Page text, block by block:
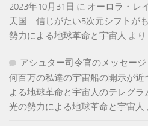
2023年10月31日 に オーロラ・レ
天国 信じがたい5次元シフトが
勢力による地球革命と宇宙人 より
アシュター司令官のメッセー
何百万の私達の宇宙船の開示が近
よる地球革命と宇宙人のテレグ
光の勢力による地球革命と宇宙人